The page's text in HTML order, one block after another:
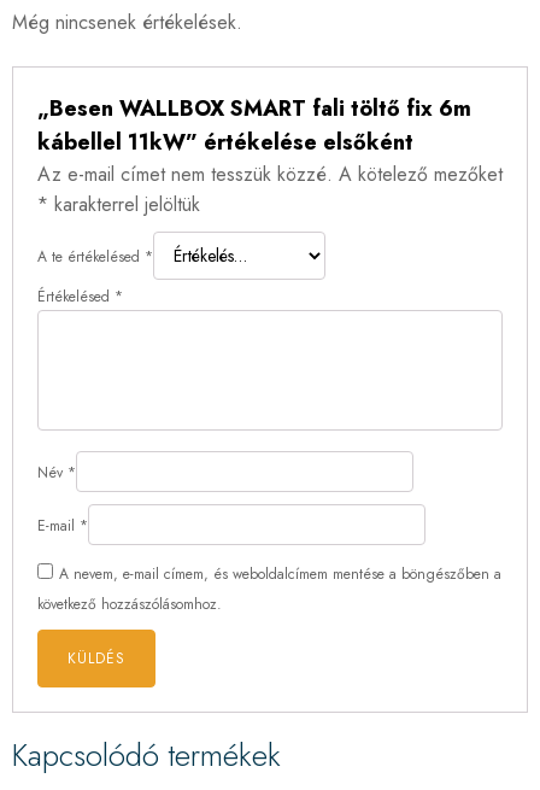
Még nincsenek értékelések.
„Besen WALLBOX SMART fali töltő fix 6m
kábellel 11kW” értékelése elsőként
Az e-mail címet nem tesszük közzé. A kötelező mezőket
* karakterrel jelöltük
A te értékelésed *
Értékelésed *
Név *
E-mail *
A nevem, e-mail címem, és weboldalcímem mentése a böngészőben a
következő hozzászólásomhoz.
Kapcsolódó termékek